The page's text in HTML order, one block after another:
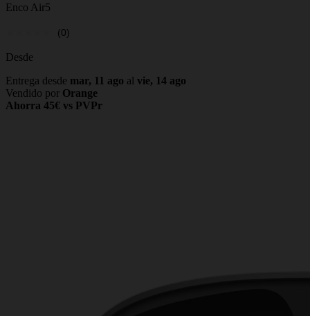
Enco Air5
(0)
Desde
Entrega desde mar, 11 ago al vie, 14 ago
Vendido por Orange
Ahorra 45€ vs PVPr